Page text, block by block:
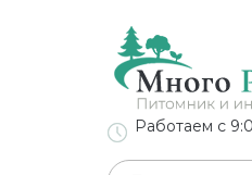
Работаем с